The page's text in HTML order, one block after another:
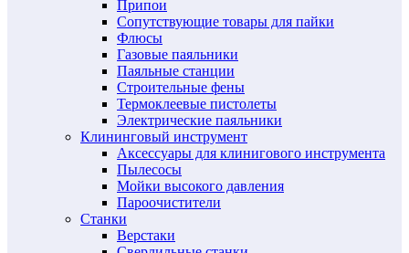
Припои
Сопутствующие товары для пайки
Флюсы
Газовые паяльники
Паяльные станции
Строительные фены
Термоклеевые пистолеты
Электрические паяльники
Клининговый инструмент
Аксессуары для клинигового инструмента
Пылесосы
Мойки высокого давления
Пароочистители
Станки
Верстаки